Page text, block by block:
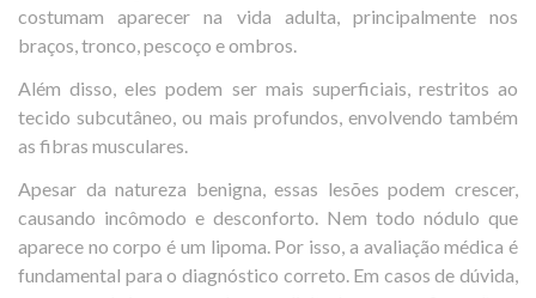
costumam aparecer na vida adulta, principalmente nos
braços, tronco, pescoço e ombros.
Além disso, eles podem ser mais superficiais, restritos ao
tecido subcutâneo, ou mais profundos, envolvendo também
as fibras musculares.
Apesar da natureza benigna, essas lesões podem crescer,
causando incômodo e desconforto. Nem todo nódulo que
aparece no corpo é um lipoma. Por isso, a avaliação médica é
fundamental para o diagnóstico correto. Em casos de dúvida,